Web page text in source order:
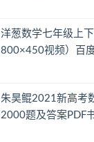
洋葱数学七年级上
800×450视频）百
朱昊鲲2021新高考
2000题及答案PDF